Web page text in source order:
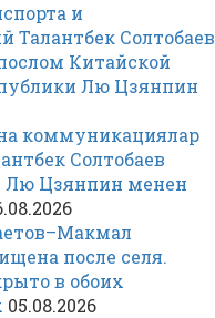
и
Талантбек Солтобаев
Китайской
Лю Цзянпин
коммуникациялар
Солтобаев
Лю Цзянпин менен
после селя.
в обоих
05.08.2026